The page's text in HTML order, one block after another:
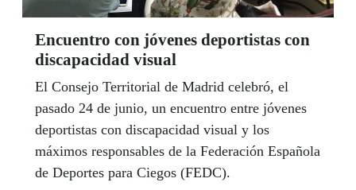
Encuentro con jóvenes deportistas con
discapacidad visual
El Consejo Territorial de Madrid celebró, el
pasado 24 de junio, un encuentro entre jóvenes
deportistas con discapacidad visual y los
máximos responsables de la Federación Española
de Deportes para Ciegos (FEDC).